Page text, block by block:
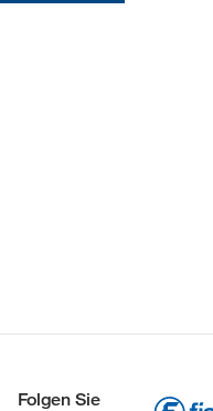
Folgen Sie